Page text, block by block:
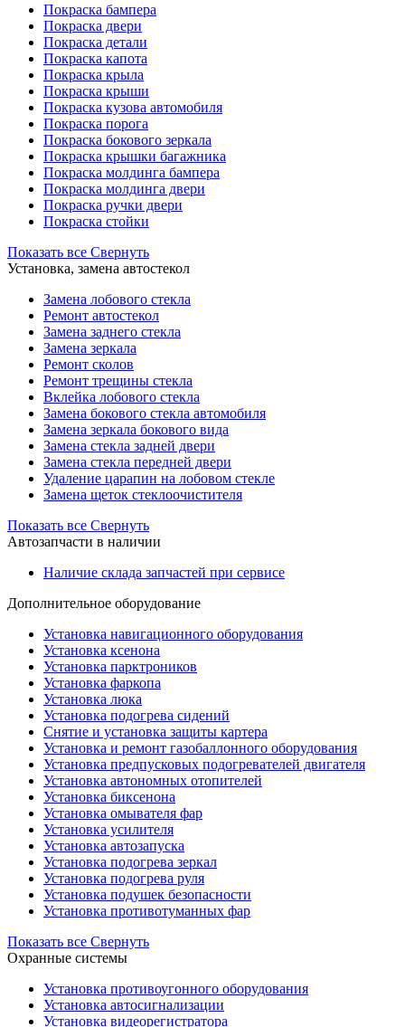
Покраска бампера
Покраска двери
Покраска детали
Покраска капота
Покраска крыла
Покраска крыши
Покраска кузова автомобиля
Покраска порога
Покраска бокового зеркала
Покраска крышки багажника
Покраска молдинга бампера
Покраска молдинга двери
Покраска ручки двери
Покраска стойки
Показать все Свернуть
Установка, замена автостекол
Замена лобового стекла
Ремонт автостекол
Замена заднего стекла
Замена зеркала
Ремонт сколов
Ремонт трещины стекла
Вклейка лобового стекла
Замена бокового стекла автомобиля
Замена зеркала бокового вида
Замена стекла задней двери
Замена стекла передней двери
Удаление царапин на лобовом стекле
Замена щеток стеклоочистителя
Показать все Свернуть
Автозапчасти в наличии
Наличие склада запчастей при сервисе
Дополнительное оборудование
Установка навигационного оборудования
Установка ксенона
Установка парктроников
Установка фаркопа
Установка люка
Установка подогрева сидений
Снятие и установка защиты картера
Установка и ремонт газобаллонного оборудования
Установка предпусковых подогревателей двигателя
Установка автономных отопителей
Установка биксенона
Установка омывателя фар
Установка усилителя
Установка автозапуска
Установка подогрева зеркал
Установка подогрева руля
Установка подушек безопасности
Установка противотуманных фар
Показать все Свернуть
Охранные системы
Установка противоугонного оборудования
Установка автосигнализации
Установка видеорегистратора